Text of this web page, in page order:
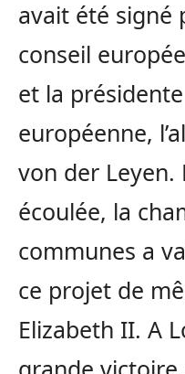
avait été signé
conseil
et la
européenne,
von der Leyen.
écoulée, la
communes a
ce projet de
Elizabeth II. A